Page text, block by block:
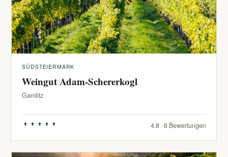
SÜDSTEIERMARK
Weingut Adam-Schererkogl
Gamlitz
4.8 · 6 Bewertungen